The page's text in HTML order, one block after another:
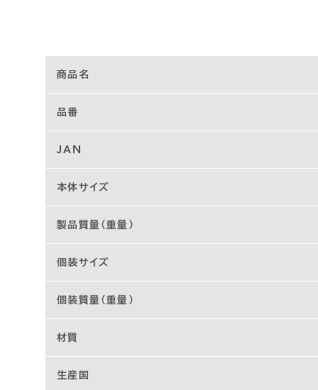
商品名
品番
JAN
本体サイズ
製品質量（重量）
個装サイズ
個装質量（重量）
材質
生産国